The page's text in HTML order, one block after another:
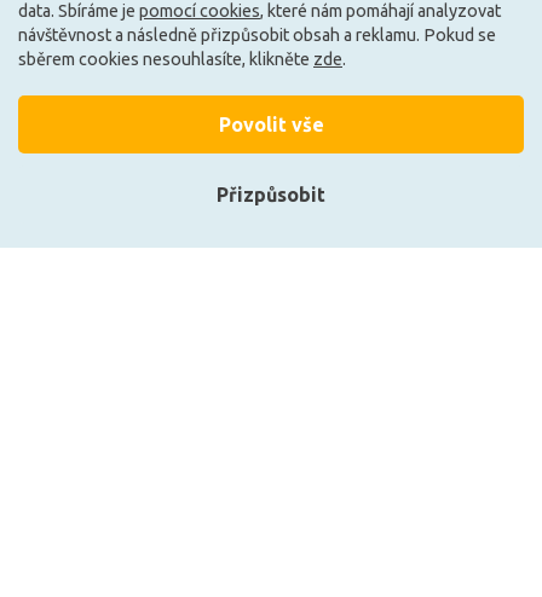
Vše o nákupu
data. Sbíráme je pomocí cookies, které nám pomáhají analyzovat
návštěvnost a následně přizpůsobit obsah a reklamu. Pokud se
sběrem cookies nesouhlasíte, klikněte zde.
Přizpůsobit
Povolit vše